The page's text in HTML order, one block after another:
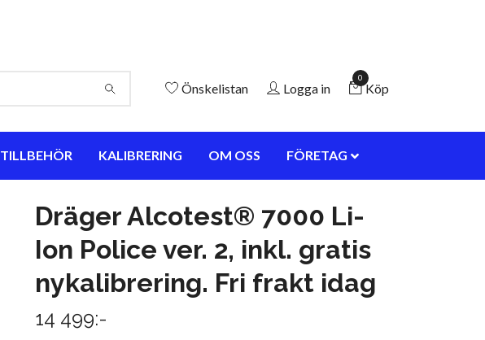
Önskelistan Logga in
0
Köp
TILLBEHÖR KALIBRERING OM OSS FÖRETAG
Dräger Alcotest® 7000 Li-
Ion Police ver. 2, inkl. gratis
nykalibrering. Fri frakt idag
14 499:-